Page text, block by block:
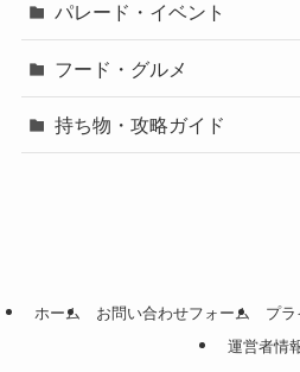
パレード・イベント
フード・グルメ
持ち物・攻略ガイド
ホーム お問い合わせフォーム
プ
運営者情